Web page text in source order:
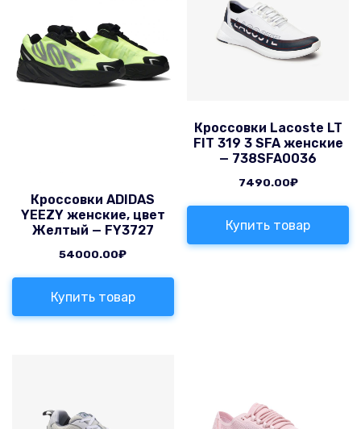
Кроссовки ADIDAS
YEEZY женские, цвет
Желтый — FY3727
54000.00₽
Купить товар
Кроссовки Lacoste LT
FIT 319 3 SFA женские
— 738SFA0036
7490.00₽
Купить товар